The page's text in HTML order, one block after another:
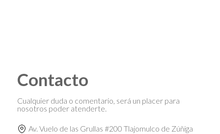
Contacto
Cualquier duda o comentario, será un placer para
nosotros poder atenderte.
Av. Vuelo de las Grullas #200 Tlajomulco de Zúñiga